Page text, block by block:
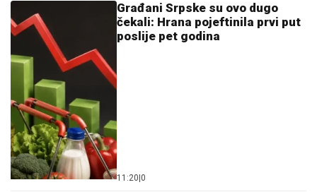
Građani Srpske su ovo dugo
čekali: Hrana pojeftinila prvi put
poslije pet godina
11:20 0